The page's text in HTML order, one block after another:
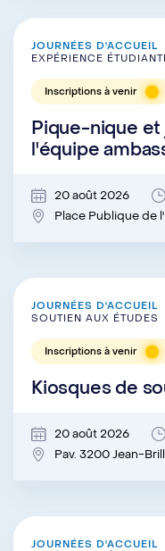
JOURNÉES D'ACCUEIL
EXPÉRIENCE
Inscriptions à venir
Pique-nique et
l'équipe
20 août 2026
Place Publique de
JOURNÉES D'ACCUEIL
SOUTIEN AUX ÉTUDES
Inscriptions à venir
Kiosques de
20 août 2026
Pav. 3200 Jean-
JOURNÉES D'ACCUEIL